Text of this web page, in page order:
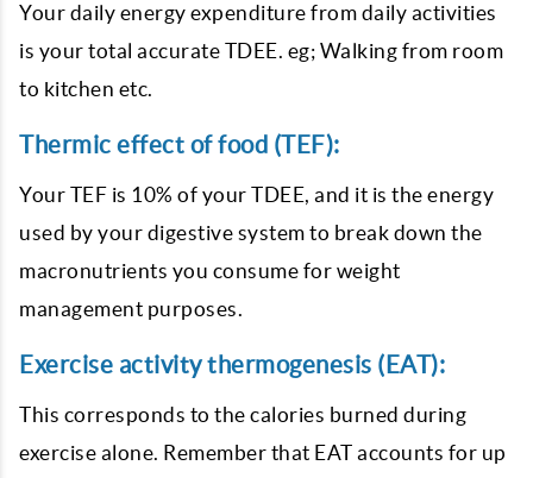
Your daily energy expenditure from daily activities
is your total accurate TDEE. eg; Walking from room
to kitchen etc.
Thermic effect of food (TEF):
Your TEF is 10% of your TDEE, and it is the energy
used by your digestive system to break down the
macronutrients you consume for weight
management purposes.
Exercise activity thermogenesis (EAT):
This corresponds to the calories burned during
exercise alone. Remember that EAT accounts for up